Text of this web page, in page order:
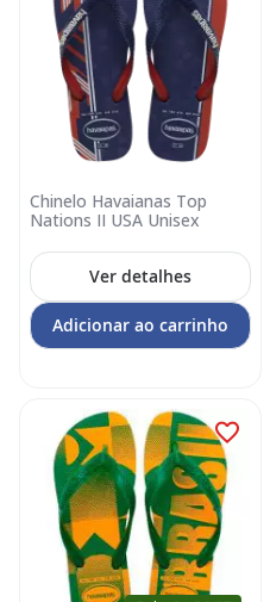
Chinelo Havaianas Top
Nations II USA Unisex
Ver detalhes
Adicionar ao carrinho